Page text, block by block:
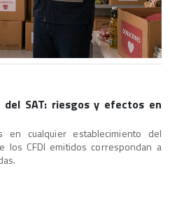
SAT: riesgos y efectos en
en cualquier establecimiento del
los CFDI emitidos correspondan a